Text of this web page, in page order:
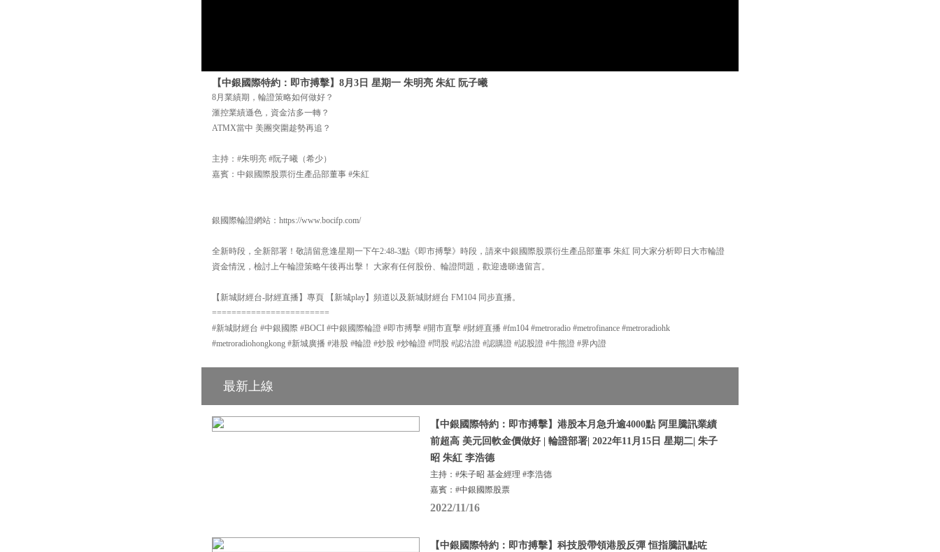
【中銀國際特約：即市搏擊】8月3日 星期一 朱明亮 朱紅 阮子曦
8月業績期，輪證策略如何做好？
滙控業績遜色，資金沽多一轉？
ATMX當中 美團突圍趁勢再追？
主持：#朱明亮 #阮子曦（希少）
嘉賓：中銀國際股票衍生產品部董事 #朱紅
銀國際輪證網站：https://www.bocifp.com/
全新時段，全新部署！敬請留意逢星期一下午2:48-3點《即市搏擊》時段，請來中銀國際股票衍生產品部董事 朱紅 同大家分析即日大市輪證
資金情況，檢討上午輪證策略午後再出擊！ 大家有任何股份、輪證問題，歡迎邊睇邊留言。
【新城財經台-財經直播】專頁 【新城play】頻道以及新城財經台 FM104 同步直播。
========================
#新城財經台 #中銀國際 #BOCI #中銀國際輪證 #即市搏擊 #開市直擊 #財經直播 #fm104 #metroradio #metrofinance #metroradiohk
#metroradiohongkong #新城廣播 #港股 #輪證 #炒股 #炒輪證 #問股 #認沽證 #認購證 #認股證 #牛熊證 #界內證
最新上線
【中銀國際特約：即市搏擊】港股本月急升逾4000點 阿里騰訊業績
前超高 美元回軟金價做好 | 輪證部署| 2022年11月15日 星期二| 朱子
昭 朱紅 李浩德
主持：#朱子昭 基金經理 #李浩德
嘉賓：#中銀國際股票
2022/11/16
【中銀國際特約：即市搏擊】科技股帶領港股反彈 恒指騰訊點咗